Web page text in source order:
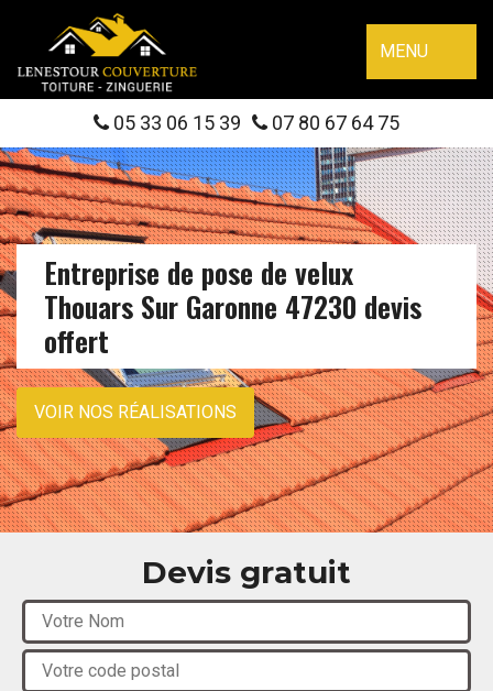
MENU
05 33 06 15 39 07 80 67 64 75
Entreprise de pose de velux
Thouars Sur Garonne 47230 devis
offert
VOIR NOS RÉALISATIONS
Devis gratuit